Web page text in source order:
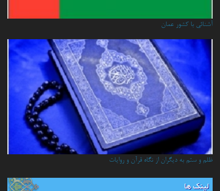
آشنائي با كشور عمان
ظلم و ستم به دیگران از نگاه قرآن و روایات
لینک ها